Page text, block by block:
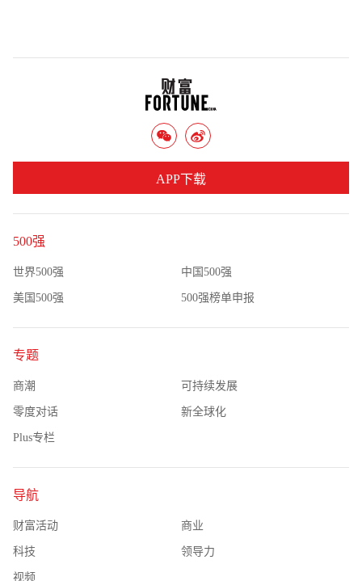
500强
世界500强 中国500强
美国500强 500强榜单申报
专题
商潮 可持续发展
零度对话 新全球化
Plus专栏
导航
财富活动 商业
科技 领导力
视频
APP下载